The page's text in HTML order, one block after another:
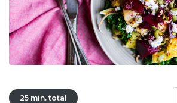
25 min. total